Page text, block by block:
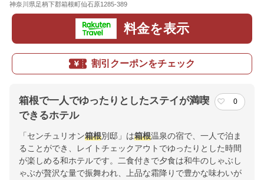
神奈川県足柄下郡箱根町仙石原1285-389
料金を表示
割引クーポンをチェック
箱根で一人でゆったりとしたステイが満喫
できるホテル
0
「センチュリオン箱根別邸」は箱根温泉の宿で、一人で泊ま
ることができ、レイトチェックアウトでゆったりとした時間
が楽しめる和ホテルです。二食付きで夕食は和牛のしゃぶし
ゃぶが贅沢な量で振舞われ、上品な霜降りで豊かな味わいが